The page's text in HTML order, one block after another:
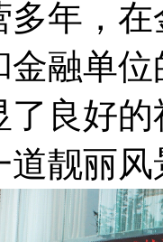
多年，
融单
良好
道靓丽